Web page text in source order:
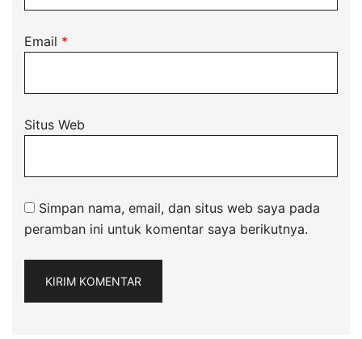
Email *
Situs Web
Simpan nama, email, dan situs web saya pada
peramban ini untuk komentar saya berikutnya.